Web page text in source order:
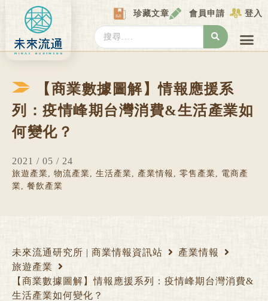
content
珍藏文章 會員申請 登入
Search
...
【商業數據圖解】情報應援系
列：疫情峰期台灣消費&生活產業如
何變化？
2021 / 05 / 24
旅遊產業, 物流產業, 生活產業, 產業情報 , 零售產業, 電商產
業, 餐飲產業
未來流通研究所 | 商業情報資訊站
產業情報
旅遊產業
【商業數據圖解】情報應援系列：疫情峰期台灣消費&
生活產業如何變化？